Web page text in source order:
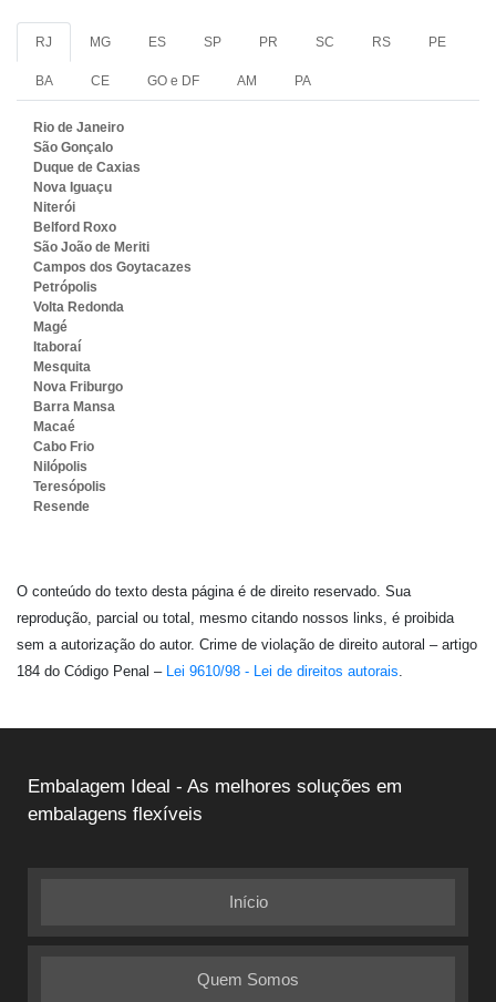
RJ MG ES SP PR SC RS PE
BA CE GO e DF AM PA
Rio de Janeiro
São Gonçalo
Duque de Caxias
Nova Iguaçu
Niterói
Belford Roxo
São João de Meriti
Campos dos Goytacazes
Petrópolis
Volta Redonda
Magé
Itaboraí
Mesquita
Nova Friburgo
Barra Mansa
Macaé
Cabo Frio
Nilópolis
Teresópolis
Resende
O conteúdo do texto desta página é de direito reservado. Sua
reprodução, parcial ou total, mesmo citando nossos links, é proibida
sem a autorização do autor. Crime de violação de direito autoral – artigo
184 do Código Penal – Lei 9610/98 - Lei de direitos autorais.
Embalagem Ideal - As melhores soluções em
embalagens flexíveis
Início
Quem Somos